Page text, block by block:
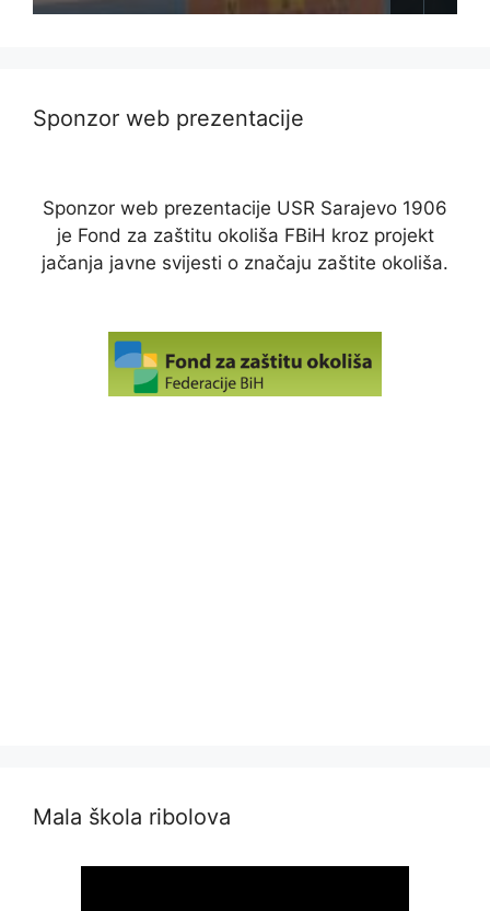
Sponzor web prezentacije
Sponzor web prezentacije USR Sarajevo 1906
je Fond za zaštitu okoliša FBiH kroz projekt
jačanja javne svijesti o značaju zaštite okoliša.
Mala škola ribolova